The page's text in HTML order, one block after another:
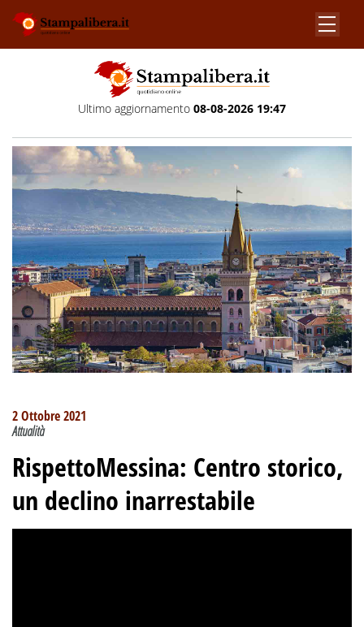
Ultimo aggiornamento 08-08-2026 19:47
2 Ottobre 2021
Attualità
RispettoMessina: Centro storico,
un declino inarrestabile